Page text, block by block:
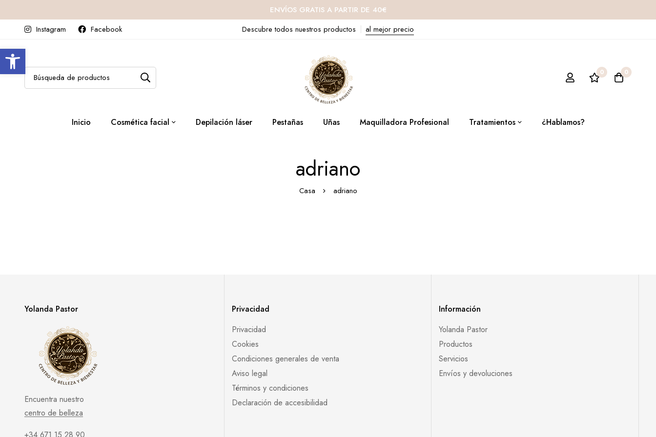
Abrir barra de herramientas
ENVÍOS GRATIS A PARTIR DE 40€
Instagram
Facebook Descubre todos nuestros productos al mejor precio
0 0
Inicio Cosmética facial Depilación láser Pestañas Uñas Maquilladora Profesional Tratamientos ¿Hablamos?
adriano
Casa adriano
Yolanda Pastor
Encuentra nuestro
centro de belleza
+34 671 15 28 90
Privacidad
Privacidad
Cookies
Condiciones generales de venta
Aviso legal
Términos y condiciones
Declaración de accesibilidad
Información
Yolanda Pastor
Productos
Servicios
Envíos y devoluciones